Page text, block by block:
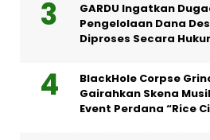
GARDU Ingatkan
Pengelolaan Dana
Diproses Secara
BlackHole Corpse
Gairahkan Skena
Event Perdana “Rice